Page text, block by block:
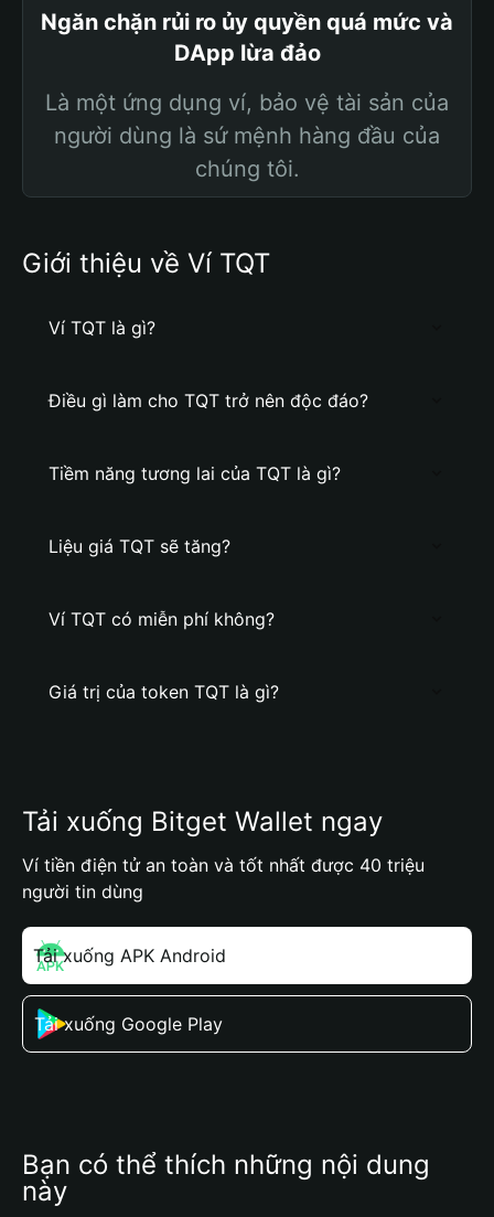
Ngăn chặn rủi ro ủy quyền quá mức và
DApp lừa đảo
Là một ứng dụng ví, bảo vệ tài sản của
người dùng là sứ mệnh hàng đầu của
chúng tôi.
Giới thiệu về Ví TQT
Ví TQT là gì?
Điều gì làm cho TQT trở nên độc đáo?
Tiềm năng tương lai của TQT là gì?
Liệu giá TQT sẽ tăng?
Ví TQT có miễn phí không?
Giá trị của token TQT là gì?
Tải xuống Bitget Wallet ngay
Ví tiền điện tử an toàn và tốt nhất được 40 triệu
người tin dùng
Tải xuống APK Android
Tải xuống Google Play
Bạn có thể thích những nội dung
này